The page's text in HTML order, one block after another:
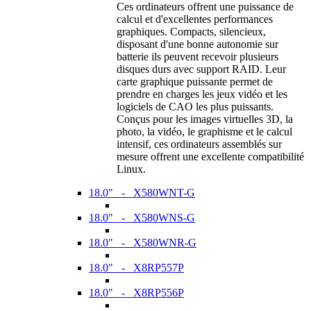
Ces ordinateurs offrent une puissance de
calcul et d'excellentes performances
graphiques. Compacts, silencieux,
disposant d'une bonne autonomie sur
batterie ils peuvent recevoir plusieurs
disques durs avec support RAID. Leur
carte graphique puissante permet de
prendre en charges les jeux vidéo et les
logiciels de CAO les plus puissants.
Conçus pour les images virtuelles 3D, la
photo, la vidéo, le graphisme et le calcul
intensif, ces ordinateurs assemblés sur
mesure offrent une excellente compatibilité
Linux.
18.0" - X580WNT-G
18.0" - X580WNS-G
18.0" - X580WNR-G
18.0" - X8RP557P
18.0" - X8RP556P